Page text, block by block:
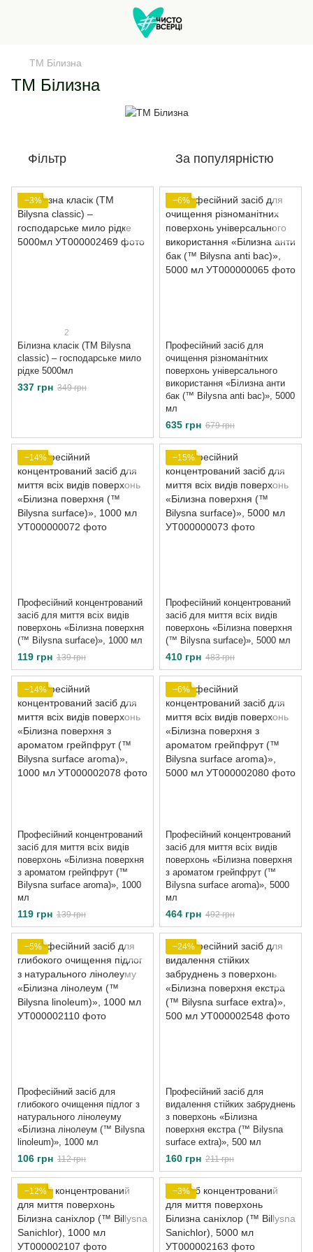
ТМ Білизна
ТМ Білизна
Фільтр За популярністю
−3%
2
Білизна класік (ТМ Bilysna
classic) – господарське мило
рідке 5000мл
337 грн 349 грн
−6%
Професійний засіб для
очищення різноманітних
поверхонь універсального
використання «Білизна анти
бак (™ Bilysna anti bac)», 5000
мл
635 грн 679 грн
−14%
Професійний концентрований
засіб для миття всіх видів
поверхонь «Білизна поверхня
(™ Bilysna surface)», 1000 мл
119 грн 139 грн
−15%
Професійний концентрований
засіб для миття всіх видів
поверхонь «Білизна поверхня
(™ Bilysna surface)», 5000 мл
410 грн 483 грн
−14%
Професійний концентрований
засіб для миття всіх видів
поверхонь «Білизна поверхня
з ароматом грейпфрут (™
Bilysna surface aroma)», 1000
мл
119 грн 139 грн
−6%
Професійний концентрований
засіб для миття всіх видів
поверхонь «Білизна поверхня
з ароматом грейпфрут (™
Bilysna surface aroma)», 5000
мл
464 грн 492 грн
−5%
Професійний засіб для
глибокого очищення підлог з
натурального лінолеуму
«Білизна лінолеум (™ Bilysna
linoleum)», 1000 мл
106 грн 112 грн
−24%
Професійний засіб для
видалення стійких забруднень
з поверхонь «Білизна
поверхня екстра (™ Bilysna
surface extra)», 500 мл
160 грн 211 грн
−12% −3%